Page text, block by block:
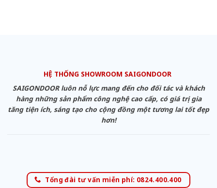
HỆ THỐNG SHOWROOM SAIGONDOOR
SAIGONDOOR luôn nỗ lực mang đến cho đối tác và khách
hàng những sản phẩm công nghệ cao cấp, có giá trị gia
tăng tiện ích, sáng tạo cho cộng đồng một tương lai tốt đẹp
hơn!
Tổng đài tư vấn miễn phí: 0824.400.400